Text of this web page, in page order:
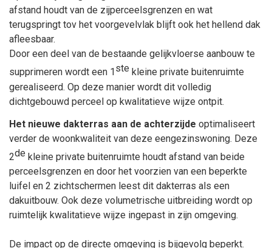
afstand houdt van de zijperceelsgrenzen en wat
terugspringt tov het voorgevelvlak blijft ook het hellend dak
afleesbaar.
Door een deel van de bestaande gelijkvloerse aanbouw te
supprimeren wordt een 1 ste kleine private buitenruimte
gerealiseerd. Op deze manier wordt dit volledig
dichtgebouwd perceel op kwalitatieve wijze ontpit.
Het nieuwe dakterras aan de achterzijde optimaliseert
verder de woonkwaliteit van deze eengezinswoning. Deze
2de kleine private buitenruimte houdt afstand van beide
perceelsgrenzen en door het voorzien van een beperkte
luifel en 2 zichtschermen leest dit dakterras als een
dakuitbouw. Ook deze volumetrische uitbreiding wordt op
ruimtelijk kwalitatieve wijze ingepast in zijn omgeving.
De impact op de directe omgeving is bijgevolg beperkt.